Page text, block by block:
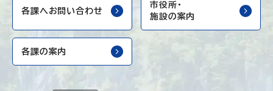
各課へお問い合わせ
市役所・
施設の案内
各課の案内